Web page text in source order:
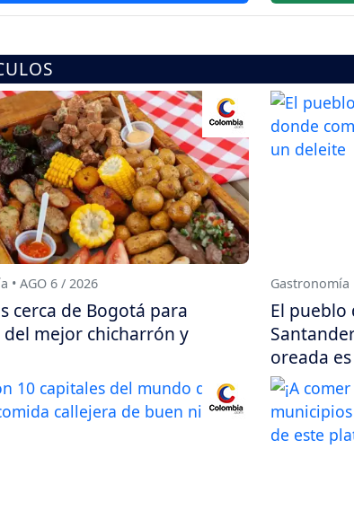
• AGO 6 / 2026
cerca de Bogotá para
mejor chicharrón y
Gastronomía
El pueblo
oreada